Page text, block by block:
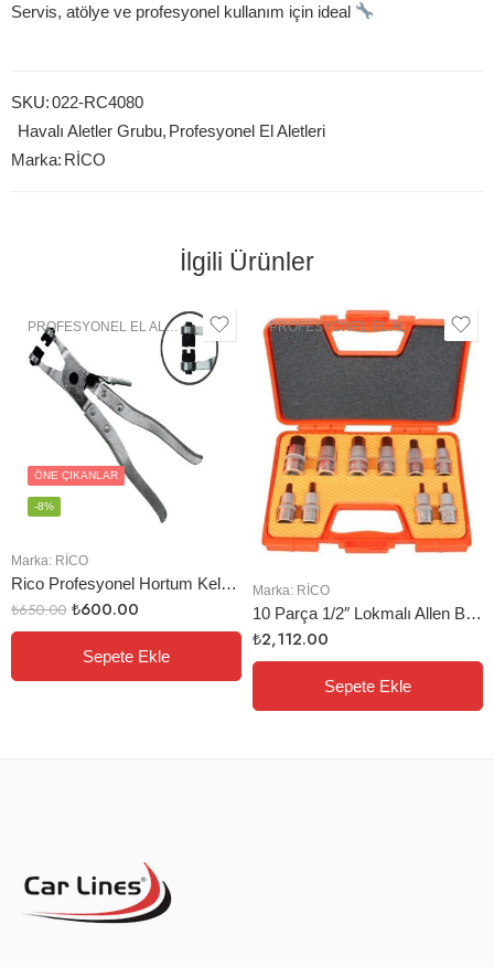
Servis, atölye ve profesyonel kullanım için ideal
SKU:022-RC4080
Havalı Aletler Grubu, Profesyonel El Aletleri
Marka: RİCO
İlgili Ürünler
PROFESYONEL EL ALETLERI , OTOMOTIV GRUBU
Marka: RİCO
Rico Profesyonel Hortum Kelepçe Pensesi Krom
ÖNE ÇIKANLAR
-8%
₺650.00 ₺600.00
Sepete Ekle
PROFESYONEL EL ALETLERI ,
Marka: RİCO
10 Parça 1/2″ Lokmalı Allen Bıts Uç Seti
₺2,112.00
Sepete Ekle